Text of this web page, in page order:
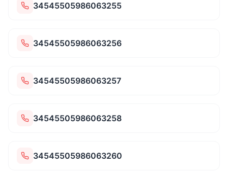
34545505986063255
34545505986063256
34545505986063257
34545505986063258
34545505986063260